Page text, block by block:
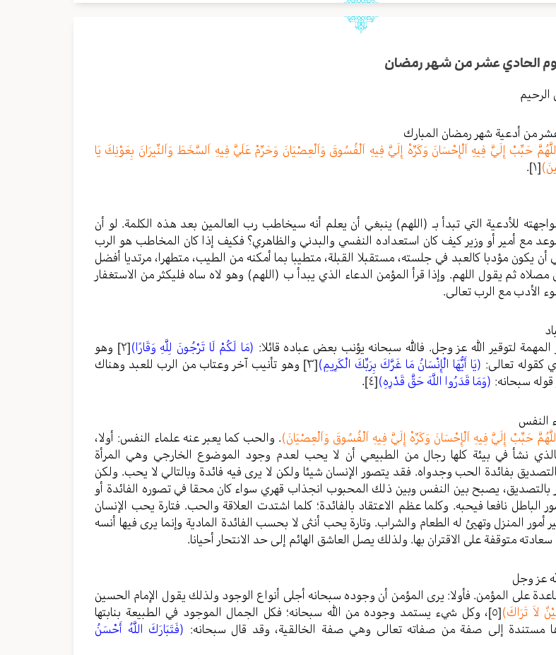
الحادي عشر من شهر رمضان
الرحيم
من أدعية شهر رمضان المبارك
حَبِّبْ إِلَيَّ فِيهِ اَلْإِحْسَانَ وَكَرِّهْ إِلَيَّ فِيهِ اَلْفُسُوقَ وَاَلْعِصْيَانَ وَحَرِّمْ عَلَيَّ فِيهِ اَلسَّخَطَ وَاَلنِّيرَانَ بِعَوْنِكَ يَا
[١] .
للأدعية التي تبدأ بـ (اللهم) ينبغي أن يعلم أنه سيخاطب رب العالمين بعد هذه الكلمة. لو أن
مع أمير أو وزير كيف كان استعداده النفسي والبدني والظاهري؟ فكيف إذا كان المخاطب هو الرب
أن يكون مؤدبا كالعبد في جلسته، مستقبلا القبلة، متطيبا بما أمكنه من الطيب، متطهرا، مرتديا أفضل
مصلاه ثم يقول اللهم. وإذا قرأ المؤمن الدعاء الذي يبدأ ب (اللهم) وهو لاه ساه فليكثر من الاستغفار
الأدب مع الرب تعالى.
لتوقير الله عز وجل. فالله سبحانه يؤنب بعض عباده قائلا: (مَا لَكُمْ لَا تَرْجُونَ لِلَّهِ وَقَارًا)[٢]
وهو
كقوله تعالى: (يَا أَيُّهَا الْإِنْسَانُ مَا غَرَّكَ بِرَبِّكَ الْكَرِيمِ)[٣]
وهو تأنيب آخر وعتاب من الرب للعبد وهناك
سبحانه: (وَمَا قَدَرُوا اللَّهَ حَقَّ قَدْرِهِ)[٤] .
النفس
حَبِّبْ إِلَيَّ فِيهِ اَلْإِحْسَانَ وَكَرِّهْ إِلَيَّ فِيهِ اَلْفُسُوقَ وَاَلْعِصْيَانَ). والحب كما يعبر عنه علماء النفس: أولا،
نشأ في بيئة كلها رجال من الطبيعي أن لا يحب لعدم وجود الموضوع الخارجي وهي المرأة
التصديق بفائدة الحب وجدواه. فقد يتصور الإنسان شيئا ولكن لا يرى فيه فائدة وبالتالي لا يحب. ولكن
بالتصديق، يصبح بين النفس وبين ذلك المحبوب انجذاب قهري سواء كان محقا في تصوره الفائدة أو
الباطل نافعا فيحبه. وكلما عظم الاعتقاد بالفائدة؛ كلما اشتدت العلاقة والحب. فتارة يحب الإنسان
أمور المنزل وتهيئ له الطعام والشراب. وتارة يحب أنثى لا بحسب الفائدة المادية وإنما يرى فيها أنسه
متوقفة على الاقتران بها. ولذلك يصل العاشق الهائم إلى حد الانتحار أحيانا.
عز وجل
على المؤمن. فأولا: يرى المؤمن أن وجوده سبحانه أجلى أنواع الوجود ولذلك يقول الإمام الحسين
لاَ تَرَاكَ)[٥]
، وكل شيء يستمد وجوده من الله سبحانه؛ فكل الجمال الموجود في الطبيعة بنابتها
مستندة إلى صفة من صفاته تعالى وهي صفة الخالقية، وقد قال سبحانه: (فَتَبَارَكَ اللَّهُ أَحْسَنُ